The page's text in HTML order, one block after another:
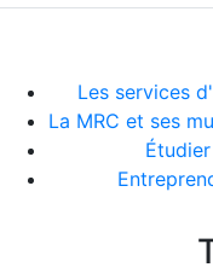
Les services
La MRC et ses
Étudier